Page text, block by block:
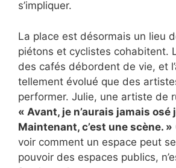
s’impliquer.
La place est désormais un lieu
piétons et cyclistes cohabitent.
des cafés débordent de vie, et
tellement évolué que des
performer. Julie, une artiste de
« Avant, je n’aurais jamais osé
Maintenant, c’est une scène. »
voir comment un espace peut
pouvoir des espaces publics,